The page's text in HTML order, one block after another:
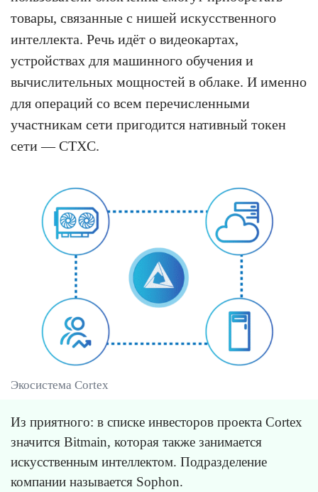
товары, связанные с нишей искусственного
интеллекта. Речь идёт о видеокартах,
устройствах для машинного обучения и
вычислительных мощностей в облаке. И именно
для операций со всем перечисленными
участникам сети пригодится нативный токен
сети — CTXC.
Экосистема Cortex
Из приятного: в списке инвесторов проекта Cortex
значится Bitmain, которая также занимается
искусственным интеллектом. Подразделение
компании называется Sophon.